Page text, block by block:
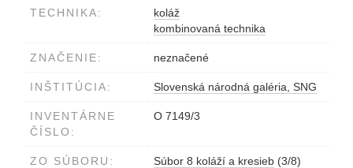
TECHNIKA:
koláž
kombinovaná technika
ZNAČENIE: neznačené
INŠTITÚCIA: Slovenská národná galéria, SNG
INVENTÁRNE
ČÍSLO:
O 7149/3
ZO SÚBORU: Súbor 8 koláží a kresieb (3/8)